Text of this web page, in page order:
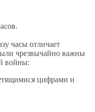
часы отличает
чрезвычайно важны
войны:
цифрами и